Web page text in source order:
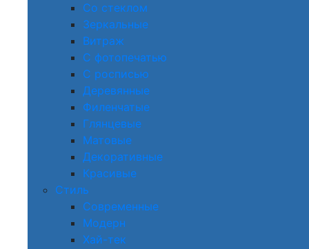
Со стеклом
Зеркальные
Витраж
С фотопечатью
С росписью
Деревянные
Филенчатые
Глянцевые
Матовые
Декоративные
Красивые
Стиль
Современные
Модерн
Хай-тек